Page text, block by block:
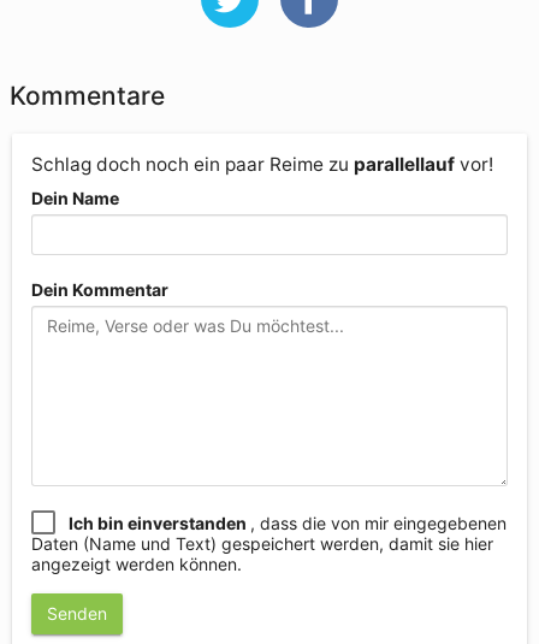
Kommentare
Schlag doch noch ein paar Reime zu parallellauf vor!
Dein Name
Dein Kommentar
Ich bin einverstanden , dass die von mir eingegebenen
Daten (Name und Text) gespeichert werden, damit sie hier
angezeigt werden können.
Senden